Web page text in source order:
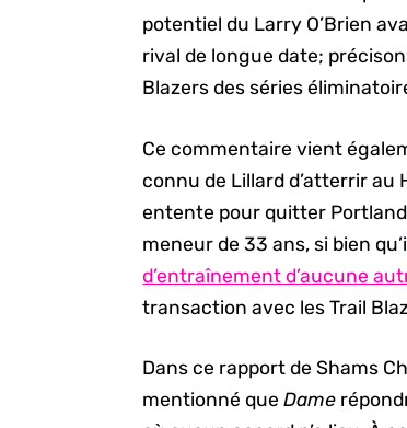
potentiel du Larry O’Brien
rival de longue date;
Blazers des séries
Ce commentaire vient
connu de Lillard d’atterrir au
entente pour quitter
meneur de 33 ans, si bien
d’entraînement d’aucune
transaction avec les Trail
Dans ce rapport de Shams
mentionné queDame